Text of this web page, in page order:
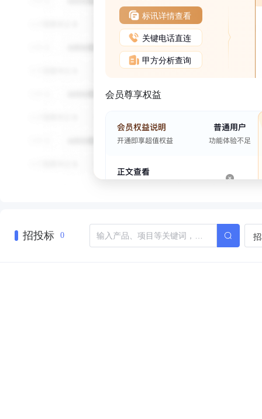
标讯详情查看
关键电话直连
甲方分析查询
会员尊享权益
招投标 0